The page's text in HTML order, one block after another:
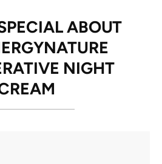
ABOUT
NIGHT